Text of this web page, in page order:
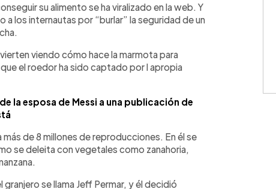
su alimento se ha viralizado en la web. Y
los internautas por “burlar” la seguridad de un
viendo cómo hace la marmota para
el roedor ha sido captado por l apropia
la esposa de Messi a una publicación de
de 8 millones de reproducciones. En él se
se deleita con vegetales como zanahoria,
se llama Jeff Permar, y él decidió